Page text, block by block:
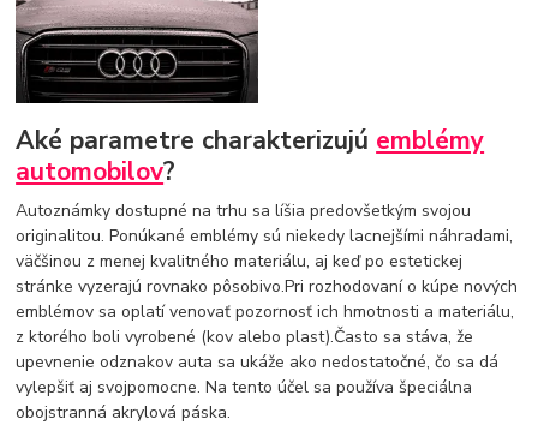
Aké parametre charakterizujú emblémy
automobilov?
Autoznámky dostupné na trhu sa líšia predovšetkým svojou
originalitou. Ponúkané emblémy sú niekedy lacnejšími náhradami,
väčšinou z menej kvalitného materiálu, aj keď po estetickej
stránke vyzerajú rovnako pôsobivo.Pri rozhodovaní o kúpe nových
emblémov sa oplatí venovať pozornosť ich hmotnosti a materiálu,
z ktorého boli vyrobené (kov alebo plast).Často sa stáva, že
upevnenie odznakov auta sa ukáže ako nedostatočné, čo sa dá
vylepšiť aj svojpomocne. Na tento účel sa používa špeciálna
obojstranná akrylová páska.